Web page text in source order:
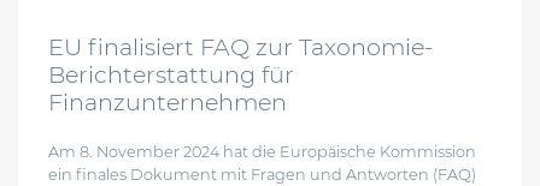
EU finalisiert FAQ zur Taxonomie-
Berichterstattung für
Finanzunternehmen
Am 8. November 2024 hat die Europäische Kommission
ein finales Dokument mit Fragen und Antworten (FAQ)